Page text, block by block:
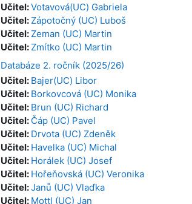
Učitel:Votavová(UC) Gabriela
Učitel:Zápotočný (UC) Luboš
Učitel:Zeman (UC) Martin
Učitel:Zmítko (UC) Martin
Databáze 2. ročník (2025/26)
Učitel: Bajer(UC) Libor
Učitel: Borkovcová (UC) Monika
Učitel: Brun (UC) Richard
Učitel: Čáp (UC) Pavel
Učitel: Drvota (UC) Zdeněk
Učitel: Havelka (UC) Michal
Učitel: Horálek (UC) Josef
Učitel: Hořeňovská (UC) Veronika
Učitel:Janů (UC) Vlaďka
Učitel: Mottl (UC) Jan